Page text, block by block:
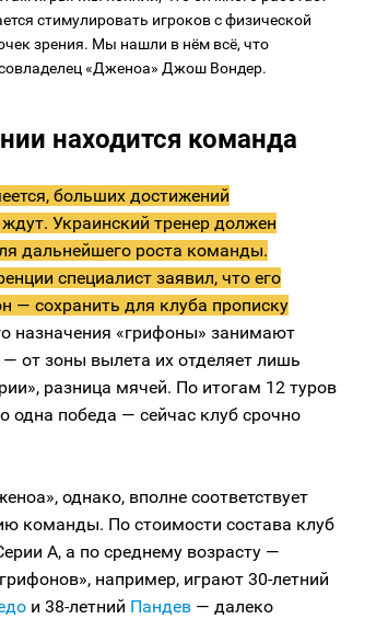
стимулировать игроков с физической
зрения. Мы нашли в нём всё, что
«Дженоа» Джош Вондер.
находится команда
больших достижений
Украинский тренер должен
дальнейшего роста команды.
специалист заявил, что его
— сохранить для клуба прописку
назначения «грифоны» занимают
от зоны вылета их отделяет лишь
разница мячей. По итогам 12 туров
одна победа — сейчас клуб срочно
однако, вполне соответствует
команды. По стоимости состава клуб
А, а по среднему возрасту —
например, играют 30-летний
и 38-летний Пандев — далеко